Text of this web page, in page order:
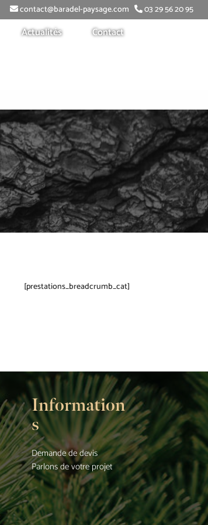
contact@baradel-paysage.com 03 29 56 20 95
Actualités Contact
[prestations_breadcrumb_cat]
Information
s
Demande de devis
Parlons de votre projet